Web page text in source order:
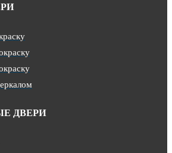
ДВЕРИ